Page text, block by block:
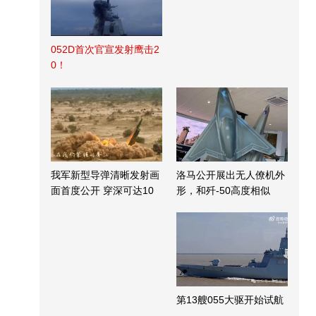
052D首次官宣发射鹰击2
0！
我军新型导弹清晰发射画
面首度公开 穿深可达10
洛马公开展出无人僚机外
形，和歼-50高度相似
第13艘055大驱开始试航